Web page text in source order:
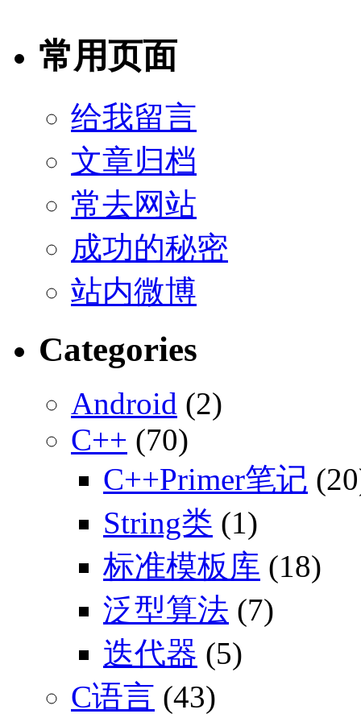
常用页面
给我留言
文章归档
常去网站
成功的秘密
站内微博
Categories
Android (2)
C++ (70)
C++Primer笔记
String类 (1)
标准模板库 (18)
泛型算法 (7)
迭代器 (5)
C语言 (43)